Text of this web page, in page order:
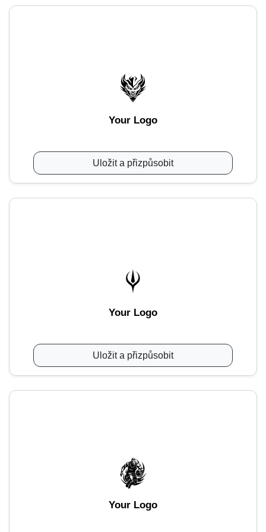
Your Logo
Uložit a přizpůsobit
Your Logo
Uložit a přizpůsobit
Your Logo